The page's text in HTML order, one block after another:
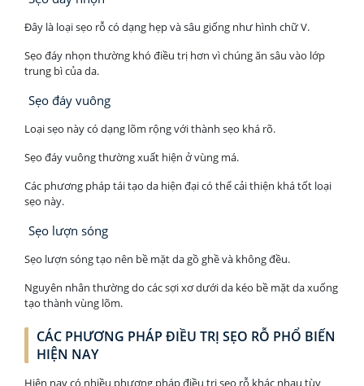
Đây là loại sẹo rỗ có dạng hẹp và sâu giống như hình chữ V.
Sẹo đáy nhọn thường khó điều trị hơn vì chúng ăn sâu vào lớp
trung bì của da.
Sẹo đáy vuông
Loại sẹo này có dạng lõm rộng với thành sẹo khá rõ.
Sẹo đáy vuông thường xuất hiện ở vùng má.
Các phương pháp tái tạo da hiện đại có thể cải thiện khá tốt loại
sẹo này.
Sẹo lượn sóng
Sẹo lượn sóng tạo nên bề mặt da gồ ghề và không đều.
Nguyên nhân thường do các sợi xơ dưới da kéo bề mặt da xuống
tạo thành vùng lõm.
CÁC PHƯƠNG PHÁP ĐIỀU TRỊ SẸO RỖ PHỔ BIẾN
HIỆN NAY
Hiện nay có nhiều phương pháp điều trị sẹo rỗ khác nhau tùy